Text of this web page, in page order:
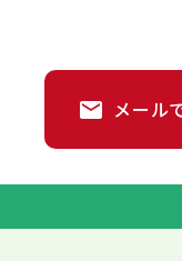
メール